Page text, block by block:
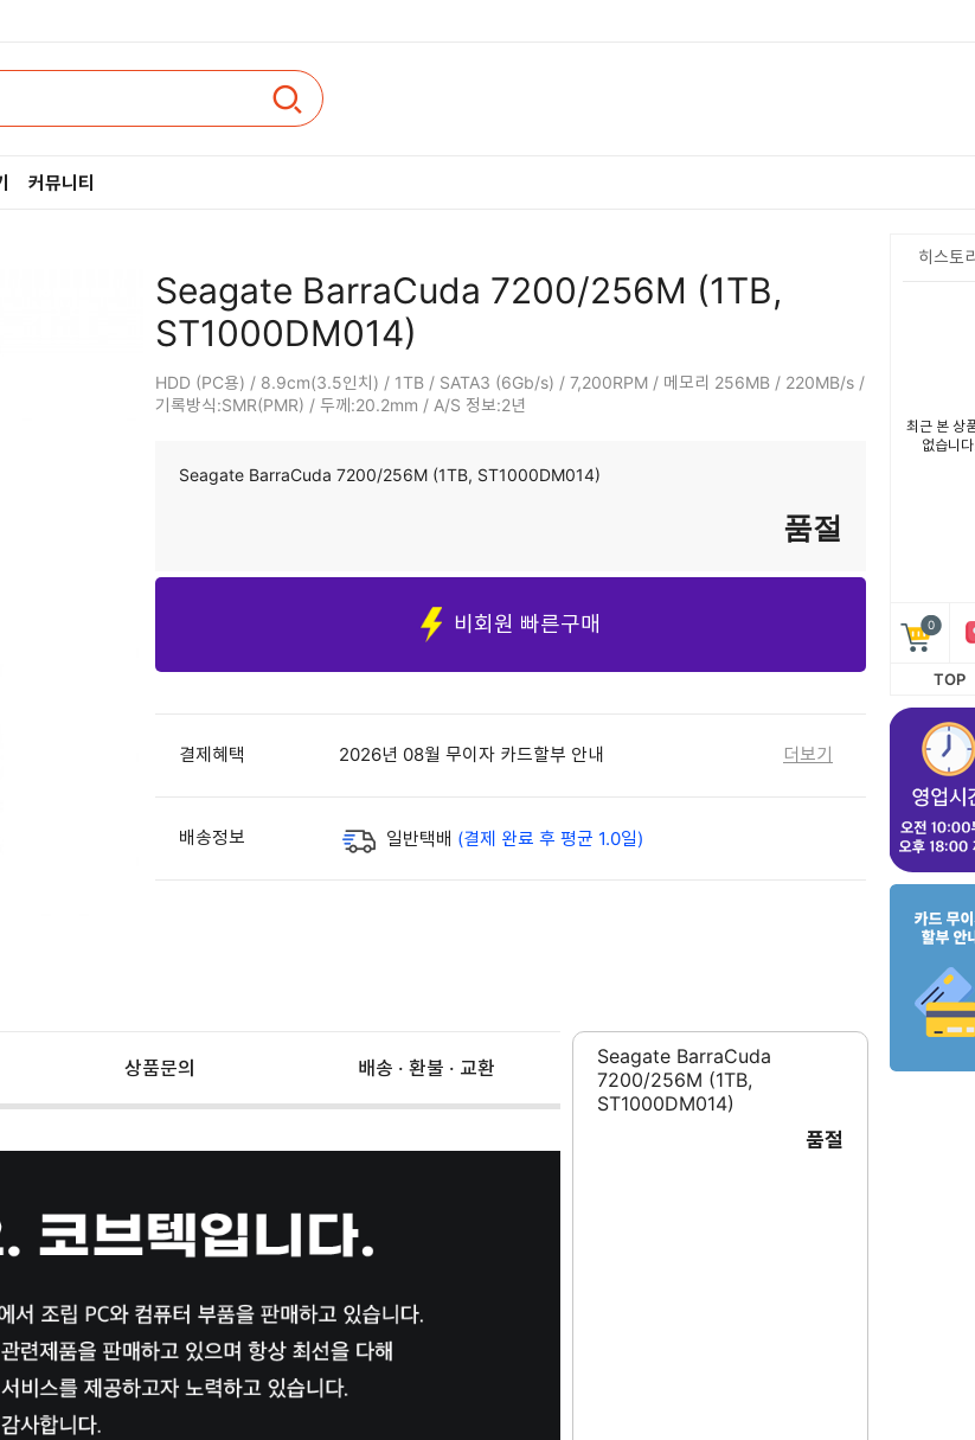
커뮤니티
Seagate BarraCuda 7200/256M (1TB,
ST1000DM014)
HDD (PC용) / 8.9cm(3.5인치) / 1TB / SATA3 (6Gb/s) / 7,200RPM / 메모리 256MB / 220MB/s /
기록방식:SMR(PMR) / 두께:20.2mm / A/S 정보:2년
Seagate BarraCuda 7200/256M (1TB, ST1000DM014)
품절
비회원 빠른구매
결제혜택 2026년 08월 무이자 카드할부 안내 더보기
배송정보 일반택배 (결제 완료 후 평균 1.0일)
상품문의 배송 · 환불 · 교환
Seagate BarraCuda
7200/256M (1TB,
ST1000DM014)
품절
히스토
최근 본 상
없습니
0
TOP